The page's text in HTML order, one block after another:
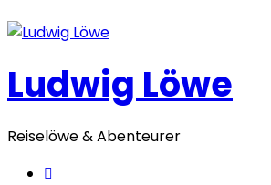
Zum
Inhalt
Ludwig Löwe
Reiselöwe & Abenteurer